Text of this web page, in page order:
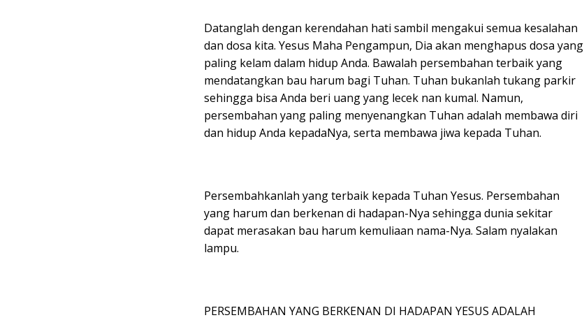
Datanglah dengan kerendahan hati sambil mengakui semua kesalahan
dan dosa kita. Yesus Maha Pengampun, Dia akan menghapus dosa yang
paling kelam dalam hidup Anda. Bawalah persembahan terbaik yang
mendatangkan bau harum bagi Tuhan. Tuhan bukanlah tukang parkir
sehingga bisa Anda beri uang yang lecek nan kumal. Namun,
persembahan yang paling menyenangkan Tuhan adalah membawa diri
dan hidup Anda kepadaNya, serta membawa jiwa kepada Tuhan.
Persembahkanlah yang terbaik kepada Tuhan Yesus. Persembahan
yang harum dan berkenan di hadapan-Nya sehingga dunia sekitar
dapat merasakan bau harum kemuliaan nama-Nya. Salam nyalakan
lampu.
PERSEMBAHAN YANG BERKENAN DI HADAPAN YESUS ADALAH